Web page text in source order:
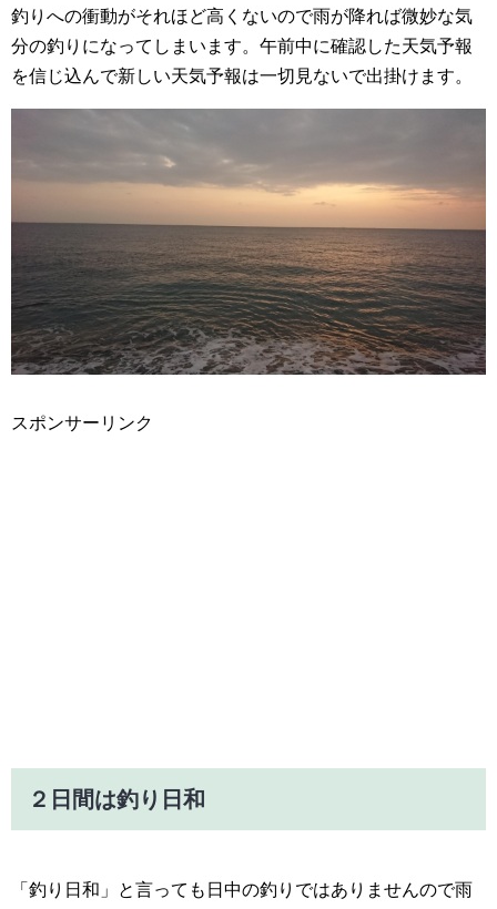
釣りへの衝動がそれほど高くないので雨が降れば微妙な気
分の釣りになってしまいます。午前中に確認した天気予報
を信じ込んで新しい天気予報は一切見ないで出掛けます。
スポンサーリンク
２日間は釣り日和
「釣り日和」と言っても日中の釣りではありませんので雨